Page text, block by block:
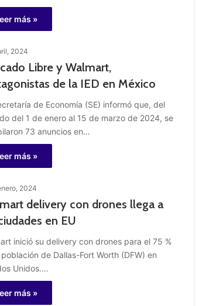
más »
2024
Libre y Walmart,
de la IED en México
de Economía (SE) informó que, del
del 1 de enero al 15 de marzo de 2024, se
73 anuncios en…
más »
2024
delivery con drones llega a
en EU
inició su delivery con drones para el 75 %
de Dallas-Fort Worth (DFW) en
Unidos.…
más »